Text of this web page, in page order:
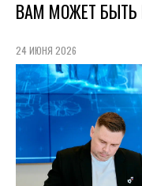
ВАМ МОЖЕТ БЫТЬ
24 ИЮНЯ 2026